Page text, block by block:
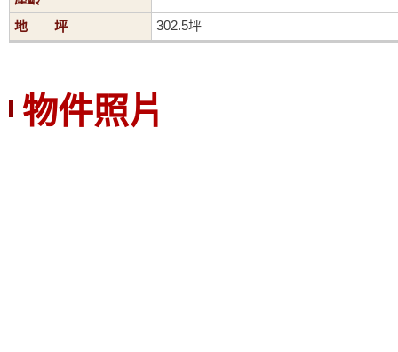
地 坪
302.5坪
物件照片